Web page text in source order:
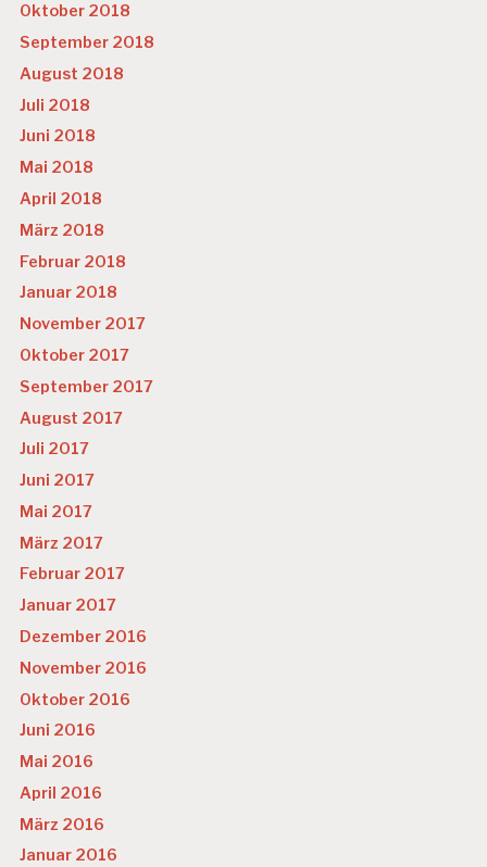
Oktober 2018
September 2018
August 2018
Juli 2018
Juni 2018
Mai 2018
April 2018
März 2018
Februar 2018
Januar 2018
November 2017
Oktober 2017
September 2017
August 2017
Juli 2017
Juni 2017
Mai 2017
März 2017
Februar 2017
Januar 2017
Dezember 2016
November 2016
Oktober 2016
Juni 2016
Mai 2016
April 2016
März 2016
Januar 2016